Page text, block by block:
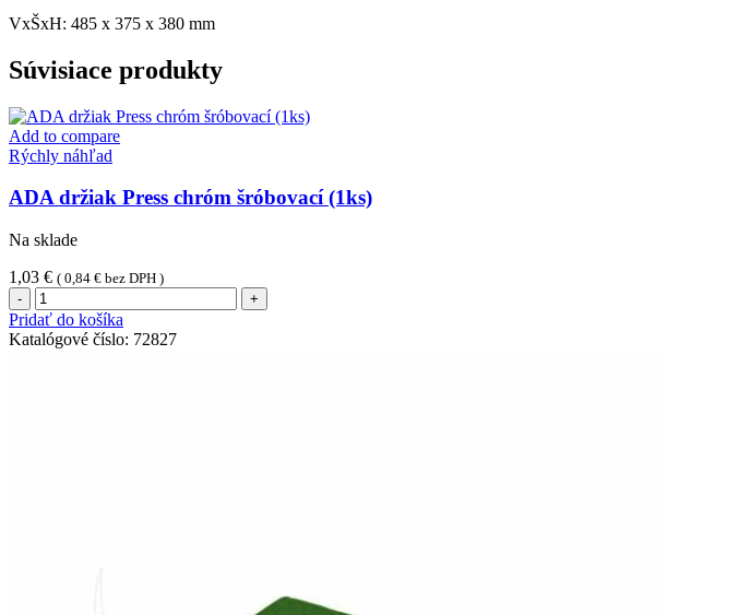
VxŠxH: 485 x 375 x 380 mm
Súvisiace produkty
Add to compare
Rýchly náhľad
ADA držiak Press chróm šróbovací (1ks)
Na sklade
1,03 € ( 0,84 € bez DPH )
množstvo
ADA
držiak
Press
Pridať do košíka
Katalógové číslo: 72827